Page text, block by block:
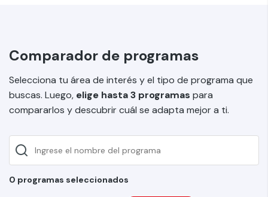
Comparador de programas
Selecciona tu área de interés y el tipo de programa que
buscas. Luego, elige hasta 3 programas para
compararlos y descubrir cuál se adapta mejor a ti.
0 programas seleccionados